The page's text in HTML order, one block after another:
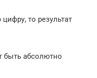
то результат
быть абсолютно